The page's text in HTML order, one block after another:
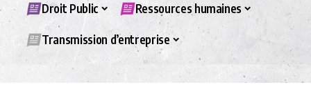
Droit Public Ressources humaines
Transmission d’entreprise